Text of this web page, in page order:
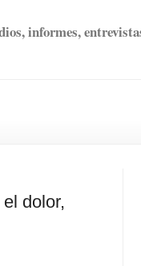
informes,
dolor,